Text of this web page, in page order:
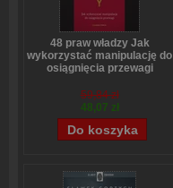
48 praw władzy Jak
wykorzystać manipulację do
osiągnięcia przewagi
59,84 zł
48,07 zł